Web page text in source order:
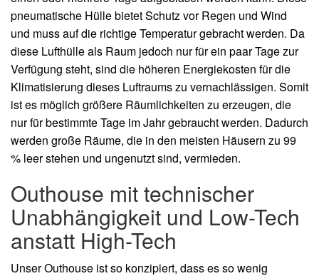
pneumatische Hülle bietet Schutz vor Regen und Wind
und muss auf die richtige Temperatur gebracht werden. Da
diese Lufthülle als Raum jedoch nur für ein paar Tage zur
Verfügung steht, sind die höheren Energiekosten für die
Klimatisierung dieses Luftraums zu vernachlässigen. Somit
ist es möglich größere Räumlichkeiten zu erzeugen, die
nur für bestimmte Tage im Jahr gebraucht werden. Dadurch
werden große Räume, die in den meisten Häusern zu 99
% leer stehen und ungenutzt sind, vermieden.
Outhouse mit technischer
Unabhängigkeit und Low-Tech
anstatt High-Tech
Unser Outhouse ist so konzipiert, dass es so wenig